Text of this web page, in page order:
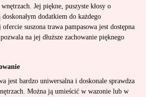
Jej piękne, puszyste kłosy o
dodatkiem do każdego
suszona trawa pampasowa jest dostępna
na jej dłuższe zachowanie pięknego
jest bardzo uniwersalna i doskonale sprawdza
Można ją umieścić w wazonie lub w